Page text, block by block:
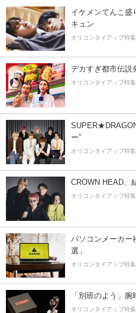
イケメンてんこ盛
キュン
オリコンタイアップ特集
デカすぎ都市伝説
オリコンタイアップ特集
ー”
オリコンタイアップ特集
CROWN HEAD、
オリコンタイアップ特集
パソコンメーカー
選」
オリコンタイアップ特集
「別班のよう」
オリコンタイアップ特集